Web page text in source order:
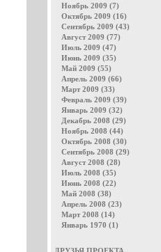
Ноябрь 2009 (7)
Октябрь 2009 (16)
Сентябрь 2009 (43)
Август 2009 (77)
Июль 2009 (47)
Июнь 2009 (35)
Май 2009 (55)
Апрель 2009 (66)
Март 2009 (33)
Февраль 2009 (39)
Январь 2009 (32)
Декабрь 2008 (29)
Ноябрь 2008 (44)
Октябрь 2008 (30)
Сентябрь 2008 (29)
Август 2008 (28)
Июль 2008 (35)
Июнь 2008 (22)
Май 2008 (38)
Апрель 2008 (23)
Март 2008 (14)
Январь 1970 (1)